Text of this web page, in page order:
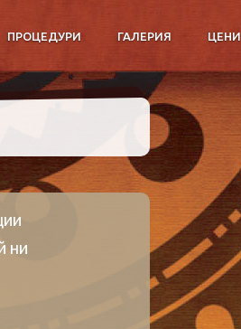
ПРОЦЕДУРИ ГАЛЕРИЯ ЦЕНИ
ни